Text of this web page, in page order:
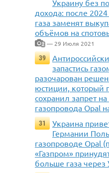
Украину без
дохода: после
газа заменят
объёмов на
2 — 29 Июля 2021
39
запастись
разочарован
юстиции, который
сохранил запрет
газопровода Opal
31
Украина
Германии
газопроводе Opal
«Газпром»
больше газа через